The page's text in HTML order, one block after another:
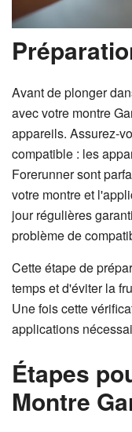
Avant de plonger
avec votre montre
appareils. Assurez-
compatible : les
Forerunner sont
votre montre et
jour régulières
problème de
Cette étape de
temps et d'éviter la
Une fois cette
applications
Étapes
Montre